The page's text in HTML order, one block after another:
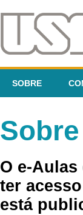
SOBRE
Sobre
O e-
ter
está